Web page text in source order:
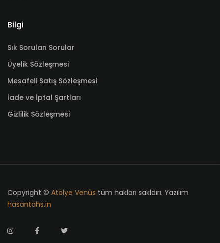
Bilgi
Sık Sorulan Sorular
Üyelik Sözleşmesi
Mesafeli Satış Sözleşmesi
İade ve İptal Şartları
Gizlilik Sözleşmesi
Copyright © Atölye Venüs tüm hakları sakldırı. Yazılım
hasantahs.in